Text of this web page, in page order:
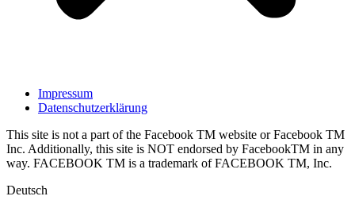
Impressum
Datenschutzerklärung
This site is not a part of the Facebook TM website or Facebook TM
Inc. Additionally, this site is NOT endorsed by FacebookTM in any
way. FACEBOOK TM is a trademark of FACEBOOK TM, Inc.
Deutsch